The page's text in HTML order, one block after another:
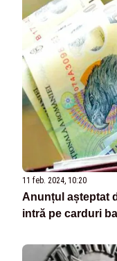
11 feb. 2024, 10:20
Anunțul așteptat
intră pe carduri